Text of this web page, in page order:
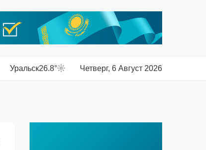
Уральск26.8° Четверг, 6 Август 2026